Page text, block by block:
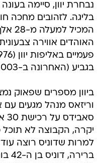
נבחרת יוון, סיימה
בליגה. לזהובים מחכה
האוהדים אווירה
בגביע (האחרונה ב-2003).
ביוון מספרים שפאוק
וריזאס מנהל מגעים עם
יקרה, הקבוצה לא
למרות שדוניס רוצה